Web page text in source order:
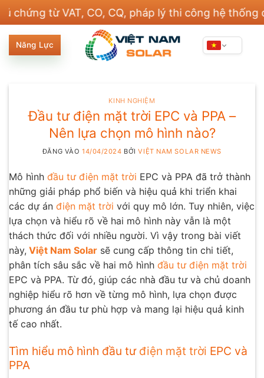
Bỏ
nội
dung
từ VAT, CO, CQ, pháp lý thi công hệ thống điện
Năng Lực
KINH NGHIỆM
Đầu tư điện mặt trời EPC và PPA –
Nên lựa chọn mô hình nào?
ĐĂNG VÀO 14/04/2024 BỞIVIỆT NAM SOLAR NEWS
Mô hình đầu tư điện mặt trời EPC và PPA đã trở thành
những giải pháp phổ biến và hiệu quả khi triển khai
các dự án điện mặt trời với quy mô lớn. Tuy nhiên, việc
lựa chọn và hiểu rõ về hai mô hình này vẫn là một
thách thức đối với nhiều người. Vì vậy trong bài viết
này, Việt Nam Solar sẽ cung cấp thông tin chi tiết,
phân tích sâu sắc về hai mô hình đầu tư điện mặt trời
EPC và PPA. Từ đó, giúp các nhà đầu tư và chủ doanh
nghiệp hiểu rõ hơn về từng mô hình, lựa chọn được
phương án đầu tư phù hợp và mang lại hiệu quả kinh
tế cao nhất.
Tìm hiểu mô hình đầu tư điện mặt trời EPC và
PPA